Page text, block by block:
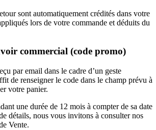
sont automatiquement crédités dans votre
lors de votre commande et déduits du
commercial (code promo)
par email dans le cadre d’un geste
de renseigner le code dans le champ prévu à
votre panier.
une durée de 12 mois à compter de sa date
détails, nous vous invitons à consulter nos
Vente.